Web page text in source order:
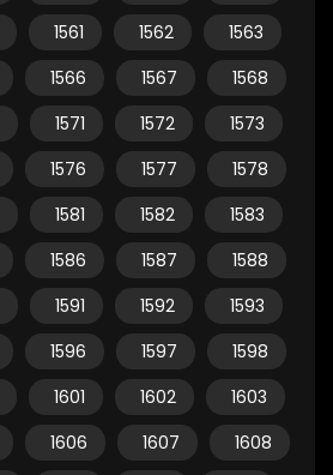
1561 1562
1563
1566 1567
1568
1571 1572
1573
1576 1577
1578
1581 1582
1583
1586 1587
1588
1591 1592
1593
1596 1597
1598
1601 1602
1603
1606 1607
1608